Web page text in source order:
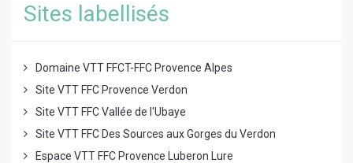
Sites labellisés
Domaine VTT FFCT-FFC Provence Alpes
Site VTT FFC Provence Verdon
Site VTT FFC Vallée de l'Ubaye
Site VTT FFC Des Sources aux Gorges du Verdon
Espace VTT FFC Provence Luberon Lure